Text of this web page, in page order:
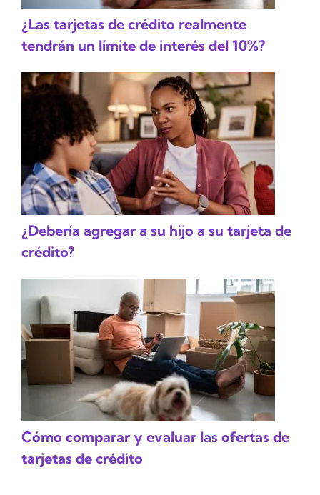
¿Las tarjetas de crédito realmente
tendrán un límite de interés del 10%?
¿Debería agregar a su hijo a su tarjeta de
crédito?
Cómo comparar y evaluar las ofertas de
tarjetas de crédito